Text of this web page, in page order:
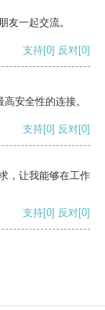
友一起交流。
支持[0] 反对[0]
安全性的连接。
支持[0] 反对[0]
，让我能够在工作
支持[0] 反对[0]